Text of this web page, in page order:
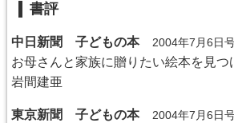
書評
中日新聞 子どもの本 2004年7月6日
お母さんと家族に贈りたい絵本を見つ
岩間建亜
東京新聞 子どもの本 2004年7月6日